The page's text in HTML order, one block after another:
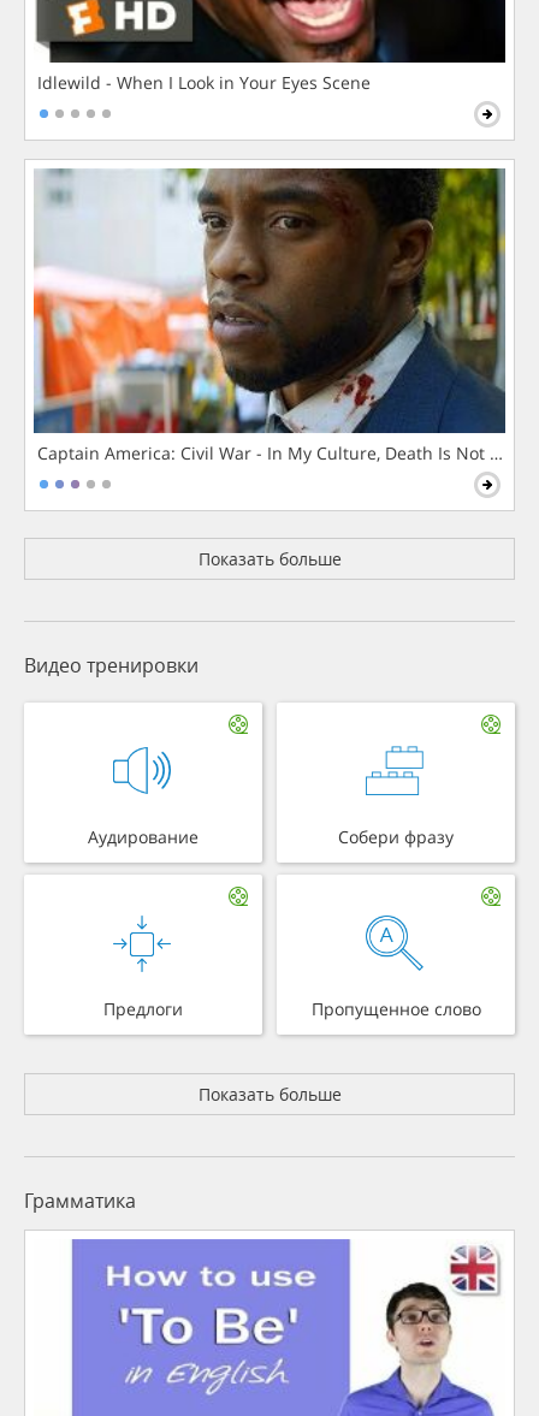
Idlewild - When I Look in Your Eyes Scene
Captain America: Civil War - In My Culture, Death Is Not The
Показать больше
Видео тренировки
Аудирование Собери фразу
Предлоги Пропущенное слово
Показать больше
Грамматика